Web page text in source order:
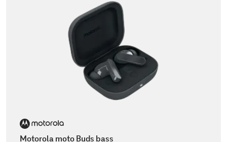
Motorola moto Buds bass